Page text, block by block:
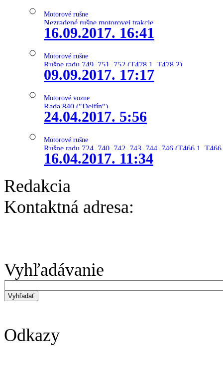
Motorové rušne
Nezradené rušne motorovej trakcie
16.09.2017. 16:41
Motorové rušne
Rušne radu 749, 751, 752 (T478.1, T478.2)
09.09.2017. 17:17
Motorové vozne
Rada 840 ("Delfín")
24.04.2017. 5:56
Motorové rušne
Rušne radu 724, 740, 742, 743, 744, 746 (T466.1,
16.04.2017. 11:34
Redakcia
Kontaktná adresa:
Vyhľadávanie
Odkazy